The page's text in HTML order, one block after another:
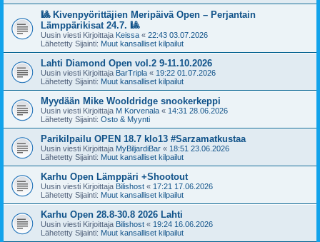
🎱 Kivenpyörittäjien Meripäivä Open – Perjantain
Lämppärikisat 24.7. 🎱
Uusin viesti Kirjoittaja Keissa « 22:43 03.07.2026
Lähetetty Sijainti: Muut kansalliset kilpailut
Lahti Diamond Open vol.2 9-11.10.2026
Uusin viesti Kirjoittaja BarTripla « 19:22 01.07.2026
Lähetetty Sijainti: Muut kansalliset kilpailut
Myydään Mike Wooldridge snookerkeppi
Uusin viesti Kirjoittaja M Korvenala « 14:31 28.06.2026
Lähetetty Sijainti: Osto & Myynti
Parikilpailu OPEN 18.7 klo13 #Sarzamatkustaa
Uusin viesti Kirjoittaja MyBiljardiBar « 18:51 23.06.2026
Lähetetty Sijainti: Muut kansalliset kilpailut
Karhu Open Lämppäri +Shootout
Uusin viesti Kirjoittaja Bilishost « 17:21 17.06.2026
Lähetetty Sijainti: Muut kansalliset kilpailut
Karhu Open 28.8-30.8 2026 Lahti
Uusin viesti Kirjoittaja Bilishost « 19:24 16.06.2026
Lähetetty Sijainti: Muut kansalliset kilpailut